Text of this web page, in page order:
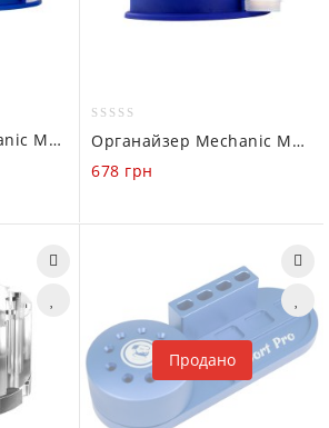
Органайзер Mechanic MT-BR10
out
of
Органайзер Mechanic MT-BR5
678 грн
Продано